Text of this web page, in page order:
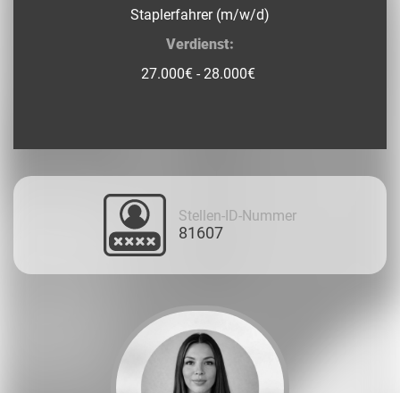
Staplerfahrer (m/w/d)
Verdienst:
27.000€ - 28.000€
Stellen-ID-Nummer
81607